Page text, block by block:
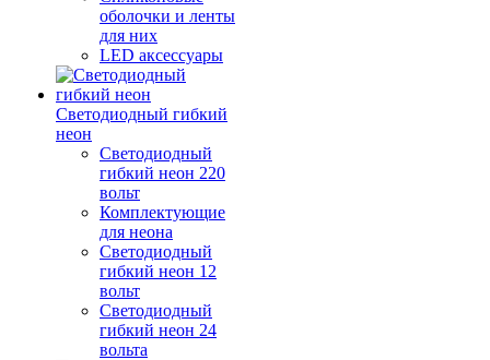
оболочки и ленты
для них
LED аксессуары
Светодиодный гибкий
неон
Светодиодный
гибкий неон 220
вольт
Комплектующие
для неона
Светодиодный
гибкий неон 12
вольт
Светодиодный
гибкий неон 24
вольта